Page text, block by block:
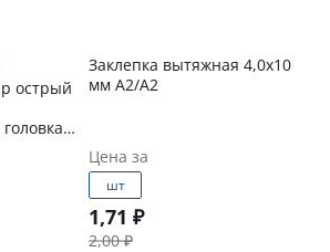
острый
Заклепка вытяжная 4,0х10
мм А2/А2
Цена за
шт
1,71 ₽
2,00 ₽